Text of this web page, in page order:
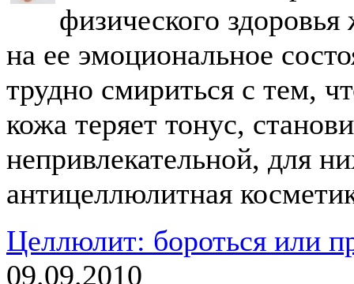
физического
на ее эмоциональное
трудно смириться с тем,
кожа теряет тонус,
непривлекательной, для
антицеллюлитная
Целлюлит: бороться или
09.09.2010